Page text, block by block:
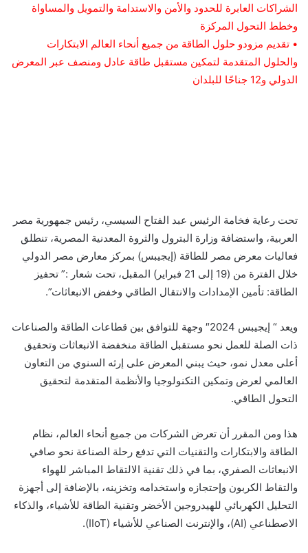
الشراكات العابرة للحدود والأمن والاستدامة والتمويل والمساواة
وخطط التحول المركزة
• تقديم مزودو حلول الطاقة من جميع أنحاء العالم الابتكارات
والحلول المتقدمة لتمكين مستقبل طاقة عادل ومنصف عبر المعرض
الدولي و12 جناحًا للبلدان
تحت رعاية فخامة الرئيس عبد الفتاح السيسي، رئيس جمهورية مصر
العربية، واستضافة وزارة البترول والثروة المعدنية المصرية، تنطلق
فعاليات معرض مصر للطاقة (إيجيبس) بمركز معارض مصر الدولي
خلال الفترة من (19 إلى 21 فبراير) المقبل، تحت
شعار :” تحفيز
الطاقة: تأمين الإمدادات والانتقال الطاقي وخفض الانبعاثات”.
ويعد “
إيجيبس 2024″ وجهة للتوافق بين قطاعات الطاقة والصناعات
ذات الصلة للعمل نحو مستقبل الطاقة منخفضة الانبعاثات وتحقيق
أعلى معدل نمو، حيث يبني المعرض على إرثه السنوي من التعاون
العالمي لعرض وتمكين التكنولوجيا والأنظمة المتقدمة لتحقيق
التحول الطاقي.
هذا ومن المقرر أن تعرض الشركات من جميع أنحاء العالم، نظام
الطاقة والابتكارات والتقنيات التي تدفع رحلة الصناعة نحو صافي
الانبعاثات الصفري، بما في ذلك تقنية الالتقاط المباشر للهواء
والتقاط الكربون وإحتجازه واستخدامه وتخزينه، بالإضافة إلى أجهزة
التحليل الكهربائي للهيدروجين الأخضر وتقنية الطاقة للأشياء، والذكاء
الاصطناعي (AI)، والإنترنت الصناعي للأشياء (IIoT
).